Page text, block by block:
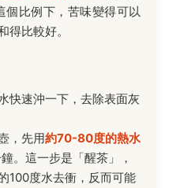
比例下，苦味變得可以
得比較好。
快速沖一下，去除表面灰
，先用約70-80度的熱水
。這一步是「醒茶」，
100度水去衝，反而可能